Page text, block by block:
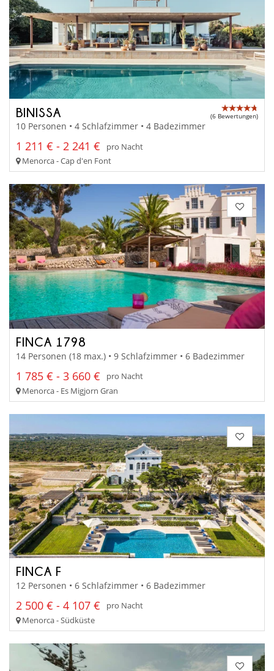
BINISSA (6 Bewertungen)
10 Personen • 4 Schlafzimmer • 4 Badezimmer
1 211 € - 2 241 €
pro Nacht
Menorca - Cap d'en Font
FINCA 1798
14 Personen (18 max.) • 9 Schlafzimmer • 6 Badezimmer
1 785 € - 3 660 €
pro Nacht
Menorca - Es Migjorn Gran
FINCA F
12 Personen • 6 Schlafzimmer • 6 Badezimmer
2 500 € - 4 107 €
pro Nacht
Menorca - Südküste